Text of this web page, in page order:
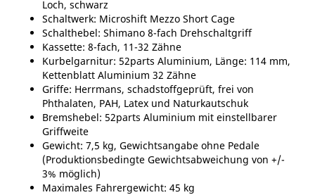
Loch, schwarz
Schaltwerk: Microshift Mezzo Short Cage
Schalthebel: Shimano 8-fach Drehschaltgriff
Kassette: 8-fach, 11-32 Zähne
Kurbelgarnitur: 52parts Aluminium, Länge: 114 mm,
Kettenblatt Aluminium 32 Zähne
Griffe: Herrmans, schadstoffgeprüft, frei von
Phthalaten, PAH, Latex und Naturkautschuk
Bremshebel: 52parts Aluminium mit einstellbarer
Griffweite
Gewicht: 7,5 kg, Gewichtsangabe ohne Pedale
(Produktionsbedingte Gewichtsabweichung von +/-
3% möglich)
Maximales Fahrergewicht: 45 kg